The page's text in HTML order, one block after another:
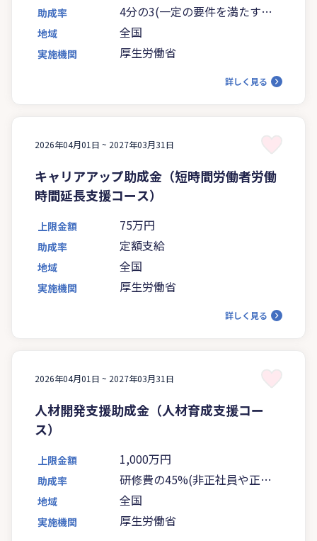
助成率
4分の3(一定の要件を満たす場
合は5分の4)
地域 全国
実施機関 厚生労働省
詳しく見る
2026年04月01日 ~ 2027年03月31日
キャリアアップ助成金（短時間労働者労働
時間延長支援コース）
上限金額 75万円
助成率 定額支給
地域 全国
実施機関 厚生労働省
詳しく見る
2026年04月01日 ~ 2027年03月31日
人材開発支援助成金（人材育成支援コー
ス）
上限金額 1,000万円
助成率
研修費の45%(非正社員や正社
員化を伴う場合は助成率上昇あ
り)、賃金助成あり。
地域 全国
実施機関 厚生労働省